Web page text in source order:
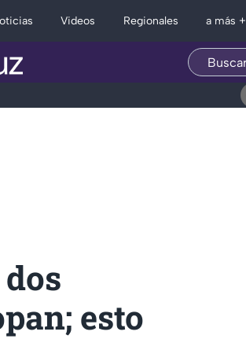
Videos Regionales a más +
esto